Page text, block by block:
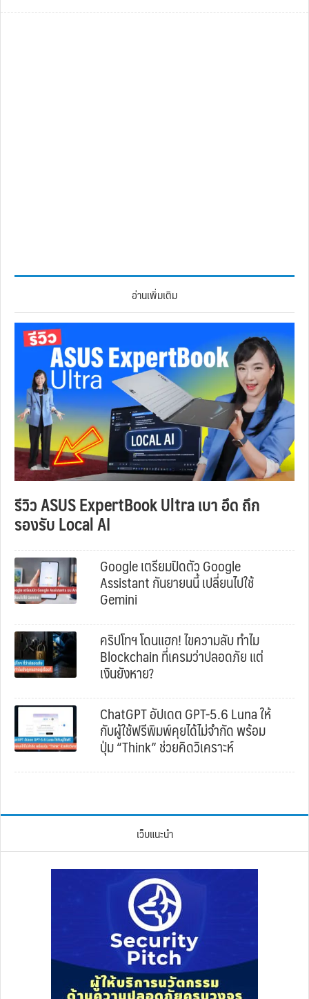
อ่านเพิ่มเติม
รีวิว ASUS ExpertBook Ultra เบา อึด ถึก
รองรับ Local AI
Google เตรียมปิดตัว Google
Assistant กันยายนนี้ เปลี่ยนไปใช้
Gemini
คริปโทฯ โดนแฮก! ไขความลับ ทำไม
Blockchain ที่เครมว่าปลอดภัย แต่
เงินยังหาย?
ChatGPT อัปเดต GPT-5.6 Luna ให้
กับผู้ใช้ฟรีพิมพ์คุยได้ไม่จำกัด พร้อม
ปุ่ม “Think” ช่วยคิดวิเคราะห์
เว็บแนะนำ